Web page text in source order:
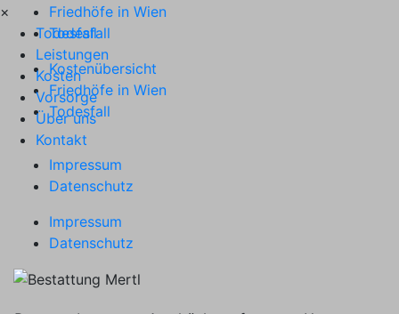
×
Todesfall
Leistungen
Kosten
Vorsorge
Über uns
Kontakt
Friedhöfe in Wien
Todesfall
Kostenübersicht
Friedhöfe in Wien
Todesfall
Impressum
Datenschutz
Impressum
Datenschutz